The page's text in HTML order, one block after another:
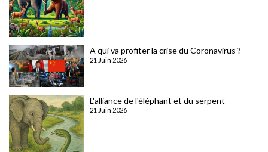
A qui va profiter la crise du Coronavirus ?
21 Juin 2026
L'alliance de l'éléphant et du serpent
21 Juin 2026